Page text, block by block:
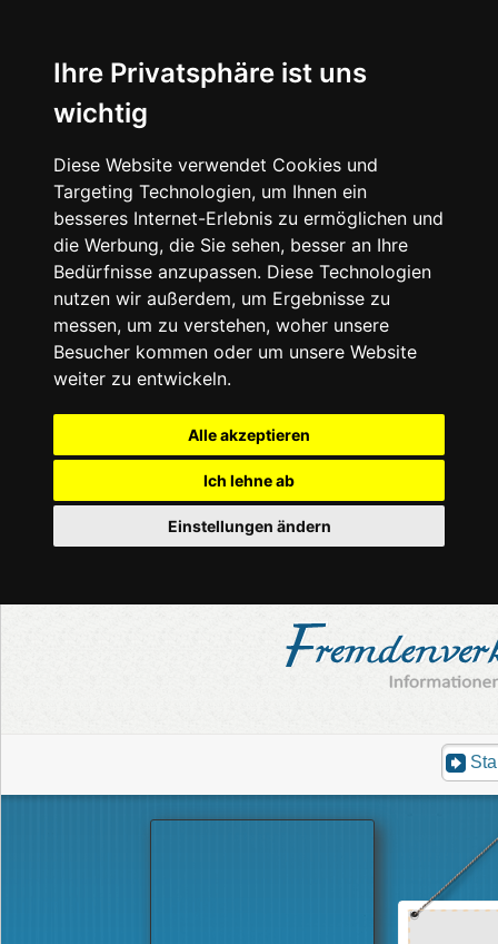
Ihre Privatsphäre ist uns
wichtig
Diese Website verwendet Cookies und
Targeting Technologien, um Ihnen ein
besseres Internet-Erlebnis zu ermöglichen und
die Werbung, die Sie sehen, besser an Ihre
Bedürfnisse anzupassen. Diese Technologien
nutzen wir außerdem, um Ergebnisse zu
messen, um zu verstehen, woher unsere
Besucher kommen oder um unsere Website
weiter zu entwickeln.
Alle akzeptieren
Ich lehne ab
Einstellungen ändern